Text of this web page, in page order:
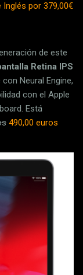
Inglés por 379,00€
de este
Retina IPS
Neural Engine,
con el Apple
Está
490,00 euros